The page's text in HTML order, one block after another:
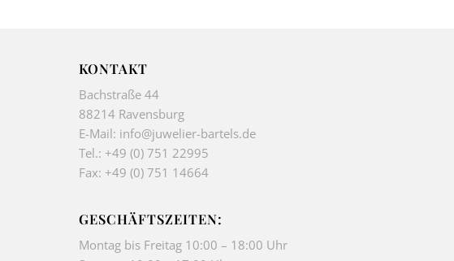
KONTAKT
Bachstraße 44
88214 Ravensburg
E-Mail: info@juwelier-bartels.de
Tel.: +49 (0) 751 22995
Fax: +49 (0) 751 14664
GESCHÄFTSZEITEN:
Montag bis Freitag 10:00 – 18:00 Uhr